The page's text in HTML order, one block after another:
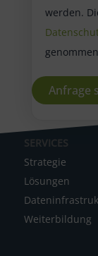
werden.
A
l
SERVICES
Strategie
Lösungen
Weiterbildung